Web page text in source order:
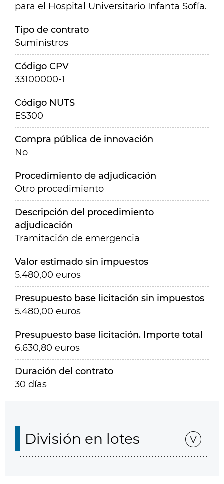
para el Hospital Universitario Infanta Sofía.
Tipo de contrato
Suministros
Código CPV
33100000-1
Código NUTS
ES300
Compra pública de innovación
No
Procedimiento de adjudicación
Otro procedimiento
Descripción del procedimiento
adjudicación
Tramitación de emergencia
Valor estimado sin impuestos
5.480,00 euros
Presupuesto base licitación sin impuestos
5.480,00 euros
Presupuesto base licitación. Importe total
6.630,80 euros
Duración del contrato
30 días
División en lotes